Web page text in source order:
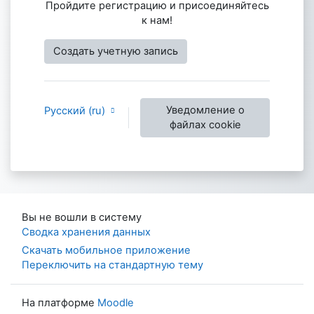
Пройдите регистрацию и присоединяйтесь
к нам!
Создать учетную запись
Русский ‎(ru)‎
Уведомление о
файлах cookie
Вы не вошли в систему
Сводка хранения данных
Скачать мобильное приложение
Переключить на стандартную тему
На платформе Moodle